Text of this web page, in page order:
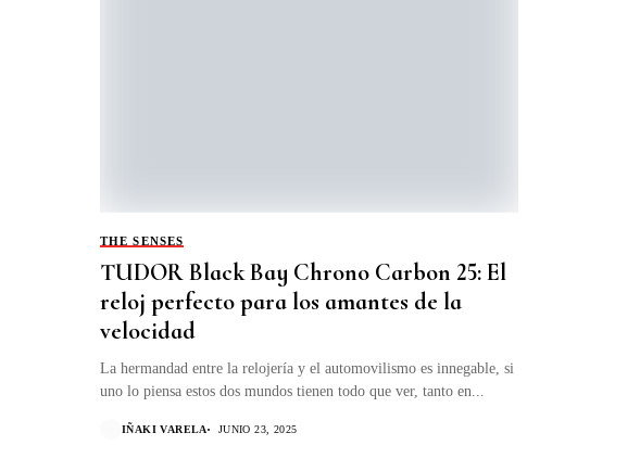
THE SENSES
TUDOR Black Bay Chrono Carbon 25: El
reloj perfecto para los amantes de la
velocidad
La hermandad entre la relojería y el automovilismo es innegable, si
uno lo piensa estos dos mundos tienen todo que ver, tanto en...
IÑAKI VARELA JUNIO 23, 2025